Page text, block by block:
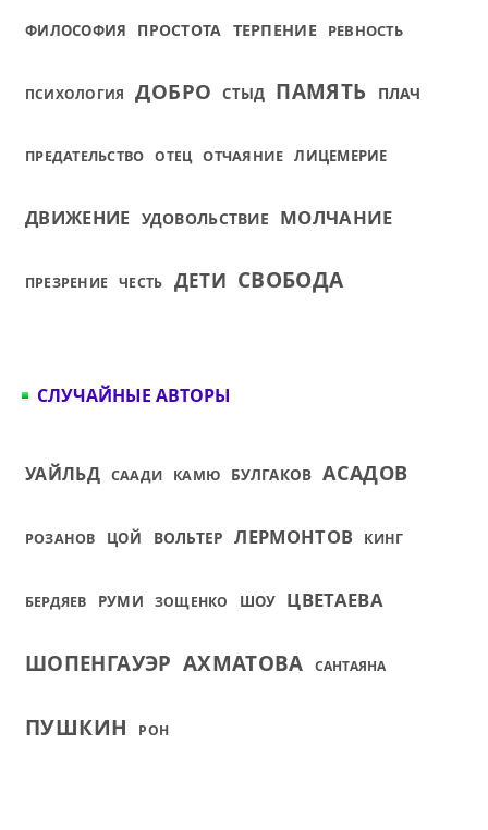
ФИЛОСОФИЯ ПРОСТОТА ТЕРПЕНИЕ РЕВНОСТЬ
ПСИХОЛОГИЯ ДОБРО СТЫД ПАМЯТЬ ПЛАЧ
ПРЕДАТЕЛЬСТВО ОТЕЦ ОТЧАЯНИЕ ЛИЦЕМЕРИЕ
ДВИЖЕНИЕ УДОВОЛЬСТВИЕ МОЛЧАНИЕ
ПРЕЗРЕНИЕ ЧЕСТЬ ДЕТИ СВОБОДА
СЛУЧАЙНЫЕ АВТОРЫ
УАЙЛЬД СААДИ КАМЮ БУЛГАКОВ АСАДОВ
РОЗАНОВ ЦОЙ ВОЛЬТЕР ЛЕРМОНТОВ КИНГ
БЕРДЯЕВ РУМИ ЗОЩЕНКО ШОУ ЦВЕТАЕВА
ШОПЕНГАУЭР АХМАТОВА САНТАЯНА
ПУШКИН РОН